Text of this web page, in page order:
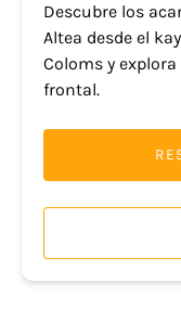
dels
Coloms
Descubre los
Altea desde el
Coloms y
frontal.